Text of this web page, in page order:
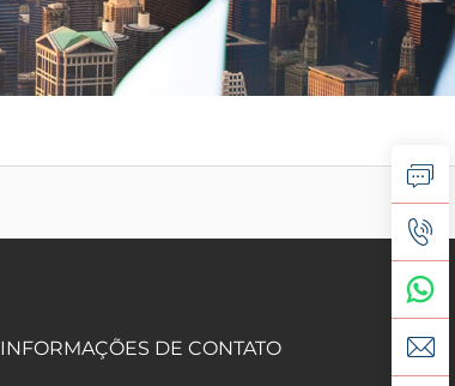
INFORMAÇÕES DE CONTATO